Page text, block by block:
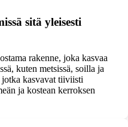
sitä yleisesti
rakenne, joka kasvaa
kuten metsissä, soilla ja
kasvavat tiiviisti
ja kostean kerroksen